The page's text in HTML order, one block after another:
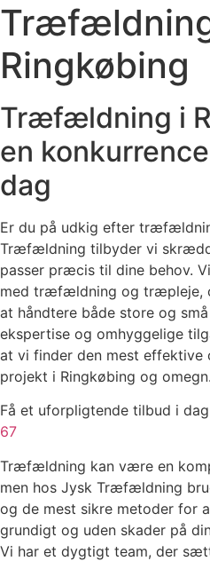
Ringkøbing
Træfældning i
en
dag
Er du på udkig efter
Træfældning tilbyder vi
passer præcis til dine behov.
med træfældning og træpleje,
at håndtere både store og
ekspertise og omhyggelige
at vi finder den mest effektive
projekt i Ringkøbing og omegn.
Få et uforpligtende tilbud i
67
Træfældning kan være en
men hos Jysk Træfældning
og de mest sikre metoder for
grundigt og uden skader på
Vi har et dygtigt team, der